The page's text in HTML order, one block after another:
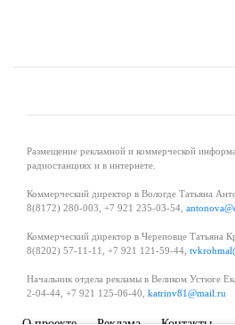
Размещение рекламной и коммерческой
радиостанциях и в интернете.
Коммерческий директор в Вологде Татьяна
8(8172) 280-003, +7 921 235-03-54,
Коммерческий директор в Череповце Татьяна
8(8202) 57-11-11, +7 921 121-59-44,
Начальник отдела рекламы в Великом Устюге
2-04-44, +7 921 125-06-40, katrinv81@mail.ru